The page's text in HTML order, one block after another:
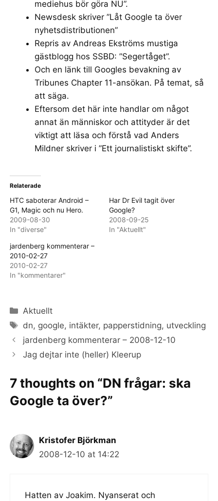
mediehus bör göra NU”.
Newsdesk skriver ”Låt Google ta över
nyhetsdistributionen”
Repris av Andreas Ekströms mustiga
gästblogg hos SSBD: ”Segertåget”.
Och en länk till Googles bevakning av
Tribunes Chapter 11-ansökan. På temat, så
att säga.
Eftersom det här inte handlar om något
annat än människor och attityder är det
viktigt att läsa och förstå vad Anders
Mildner skriver i ”Ett journalistiskt skifte”.
Relaterade
HTC saboterar Android –
G1, Magic och nu Hero.
2009-08-30
In "diverse"
Har Dr Evil tagit över
Google?
2008-09-25
In "Aktuellt"
jardenberg kommenterar –
2010-02-27
2010-02-27
In "kommentarer"
Categories
Aktuellt
Tags
dn, google, intäkter, papperstidning, utveckling
jardenberg kommenterar – 2008-12-10
Jag dejtar inte (heller) Kleerup
7 thoughts on “DN frågar: ska
Google ta över?”
Kristofer Björkman
2008-12-10 at 14:22
Hatten av Joakim. Nyanserat och